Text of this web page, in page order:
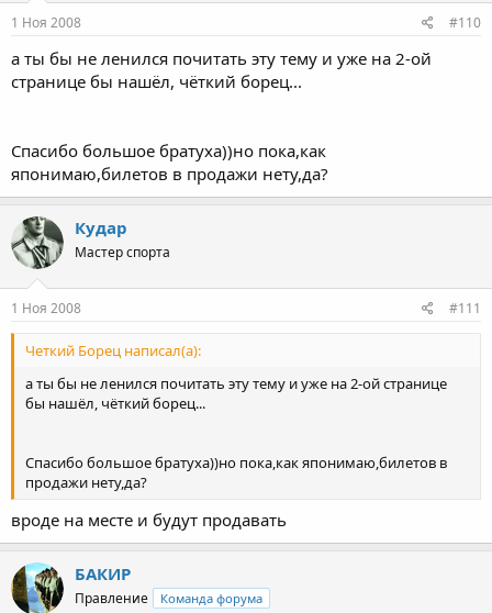
1 Ноя 2008 #110
а ты бы не ленился почитать эту тему и уже на 2-ой
странице бы нашёл, чёткий борец...
Спасибо большое братуха))но пока,как
японимаю,билетов в продажи нету,да?
Кудар
Мастер спорта
1 Ноя 2008 #111
Четкий Борец написал(а):
а ты бы не ленился почитать эту тему и уже на 2-ой странице
бы нашёл, чёткий борец...
Спасибо большое братуха))но пока,как японимаю,билетов в
продажи нету,да?
вроде на месте и будут продавать
БАКИР
Правление Команда форума